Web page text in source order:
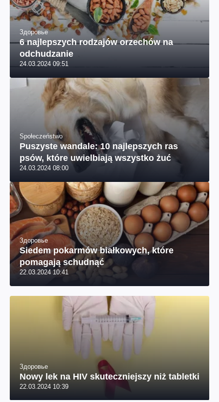
Здоровье
6 najlepszych rodzajów orzechów na
odchudzanie
24.03.2024 09:51
Społeczeństwo
Puszyste wandale: 10 najlepszych ras
psów, które uwielbiają wszystko żuć
24.03.2024 08:00
Здоровье
Siedem pokarmów białkowych, które
pomagają schudnąć
22.03.2024 10:41
Здоровье
Nowy lek na HIV skuteczniejszy niż tabletki
22.03.2024 10:39